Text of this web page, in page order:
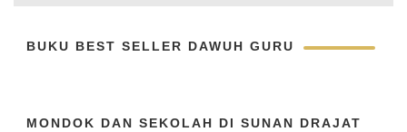
BUKU BEST SELLER DAWUH GURU
MONDOK DAN SEKOLAH DI SUNAN DRAJAT